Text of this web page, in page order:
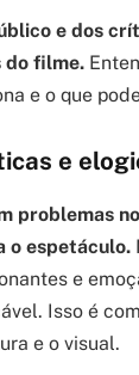
e dos
do filme.
e o que
e
problemas
o espetáculo.
e
Isso é
e o visual.